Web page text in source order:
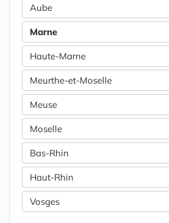
Aube
Marne
Haute-Marne
Meurthe-et-Moselle
Meuse
Moselle
Bas-Rhin
Haut-Rhin
Vosges